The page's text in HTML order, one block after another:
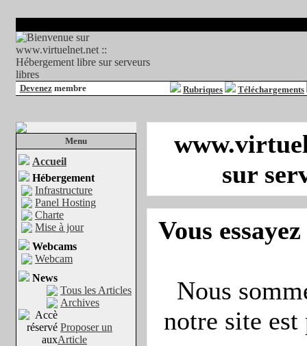
Devenezmembre Rubriques Téléchargements
Menu
Accueil
Hébergement
Infrastructure
Panel Hosting
Charte
Mise à jour
Webcams
Webcam
News
Tous les Articles
Archives
Proposer un
Article
sur
Vous
Nous
notre site